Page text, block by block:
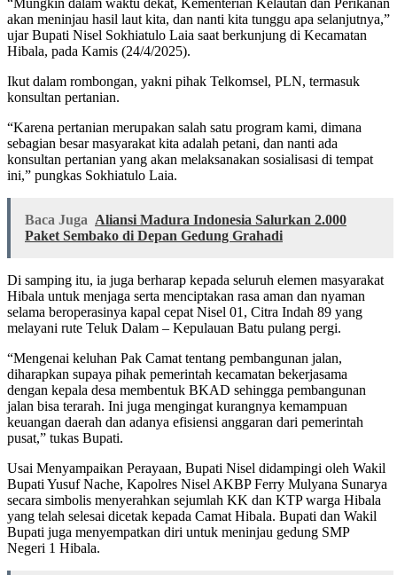
“Mungkin dalam waktu dekat, Kementerian Kelautan dan Perikanan
akan meninjau hasil laut kita, dan nanti kita tunggu apa selanjutnya,”
ujar Bupati Nisel Sokhiatulo Laia saat berkunjung di Kecamatan
Hibala, pada Kamis (24/4/2025).
Ikut dalam rombongan, yakni pihak Telkomsel, PLN, termasuk
konsultan pertanian.
“Karena pertanian merupakan salah satu program kami, dimana
sebagian besar masyarakat kita adalah petani, dan nanti ada
konsultan pertanian yang akan melaksanakan sosialisasi di tempat
ini,” pungkas Sokhiatulo Laia.
Baca Juga Aliansi Madura Indonesia Salurkan 2.000
Paket Sembako di Depan Gedung Grahadi
Di samping itu, ia juga berharap kepada seluruh elemen masyarakat
Hibala untuk menjaga serta menciptakan rasa aman dan nyaman
selama beroperasinya kapal cepat Nisel 01, Citra Indah 89 yang
melayani rute Teluk Dalam – Kepulauan Batu pulang pergi.
“Mengenai keluhan Pak Camat tentang pembangunan jalan,
diharapkan supaya pihak pemerintah kecamatan bekerjasama
dengan kepala desa membentuk BKAD sehingga pembangunan
jalan bisa terarah. Ini juga mengingat kurangnya kemampuan
keuangan daerah dan adanya efisiensi anggaran dari pemerintah
pusat,” tukas Bupati.
Usai Menyampaikan Perayaan, Bupati Nisel didampingi oleh Wakil
Bupati Yusuf Nache, Kapolres Nisel AKBP Ferry Mulyana Sunarya
secara simbolis menyerahkan sejumlah KK dan KTP warga Hibala
yang telah selesai dicetak kepada Camat Hibala. Bupati dan Wakil
Bupati juga menyempatkan diri untuk meninjau gedung SMP
Negeri 1 Hibala.